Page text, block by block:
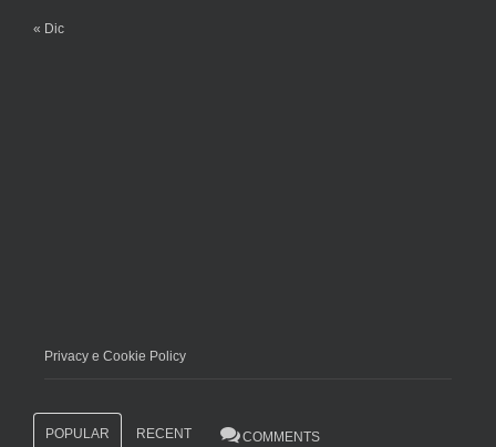
« Dic
Privacy e Cookie Policy
POPULAR RECENT COMMENTS